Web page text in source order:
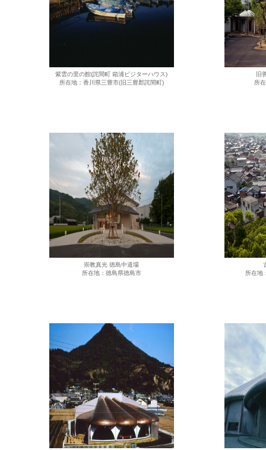
紫雲の里の館(詫間町 箱浦ビジターハウス)
所在地：香川県三豊市(旧三豊郡詫間町)
旧
所
崇教真光 徳島中道場
所在地：徳島県徳島市
所在地